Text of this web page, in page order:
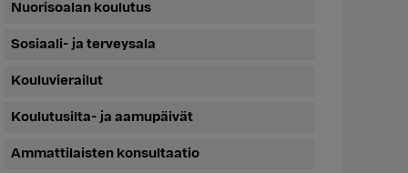
Nuorisoalan koulutus
Sosiaali- ja terveysala
Kouluvierailut
Koulutusilta- ja aamupäivät
Ammattilaisten konsultaatio